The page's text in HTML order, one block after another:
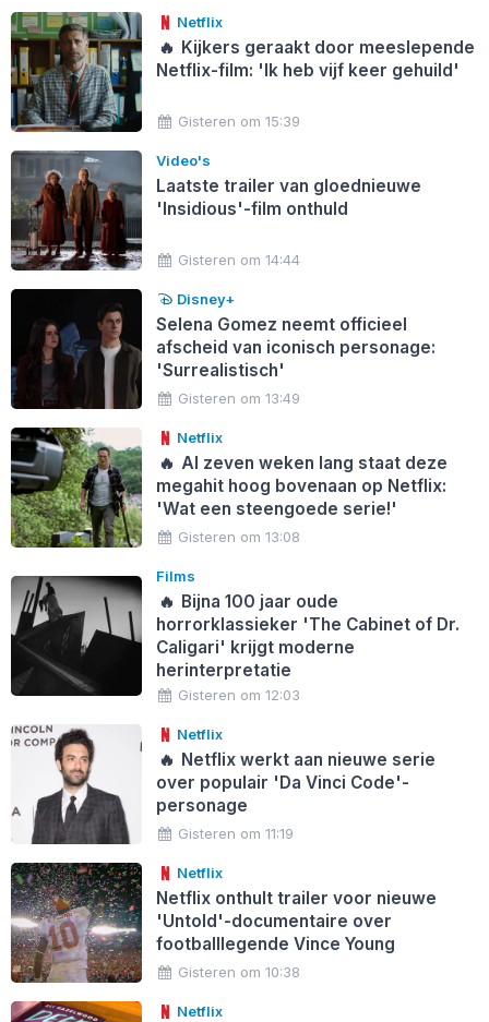
Netflix
🔥 Kijkers geraakt door meeslepende
Netflix-film: 'Ik heb vijf keer gehuild'
Gisteren om 15:39
Video's
Laatste trailer van gloednieuwe
'Insidious'-film onthuld
Gisteren om 14:44
Disney+
Selena Gomez neemt officieel
afscheid van iconisch personage:
'Surrealistisch'
Gisteren om 13:49
Netflix
🔥 Al zeven weken lang staat deze
megahit hoog bovenaan op Netflix:
'Wat een steengoede serie!'
Gisteren om 13:08
Films
🔥 Bijna 100 jaar oude
horrorklassieker 'The Cabinet of Dr.
Caligari' krijgt moderne
herinterpretatie
Gisteren om 12:03
Netflix
🔥 Netflix werkt aan nieuwe serie
over populair 'Da Vinci Code'-
personage
Gisteren om 11:19
Netflix
Netflix onthult trailer voor nieuwe
'Untold'-documentaire over
footballlegende Vince Young
Gisteren om 10:38
Netflix